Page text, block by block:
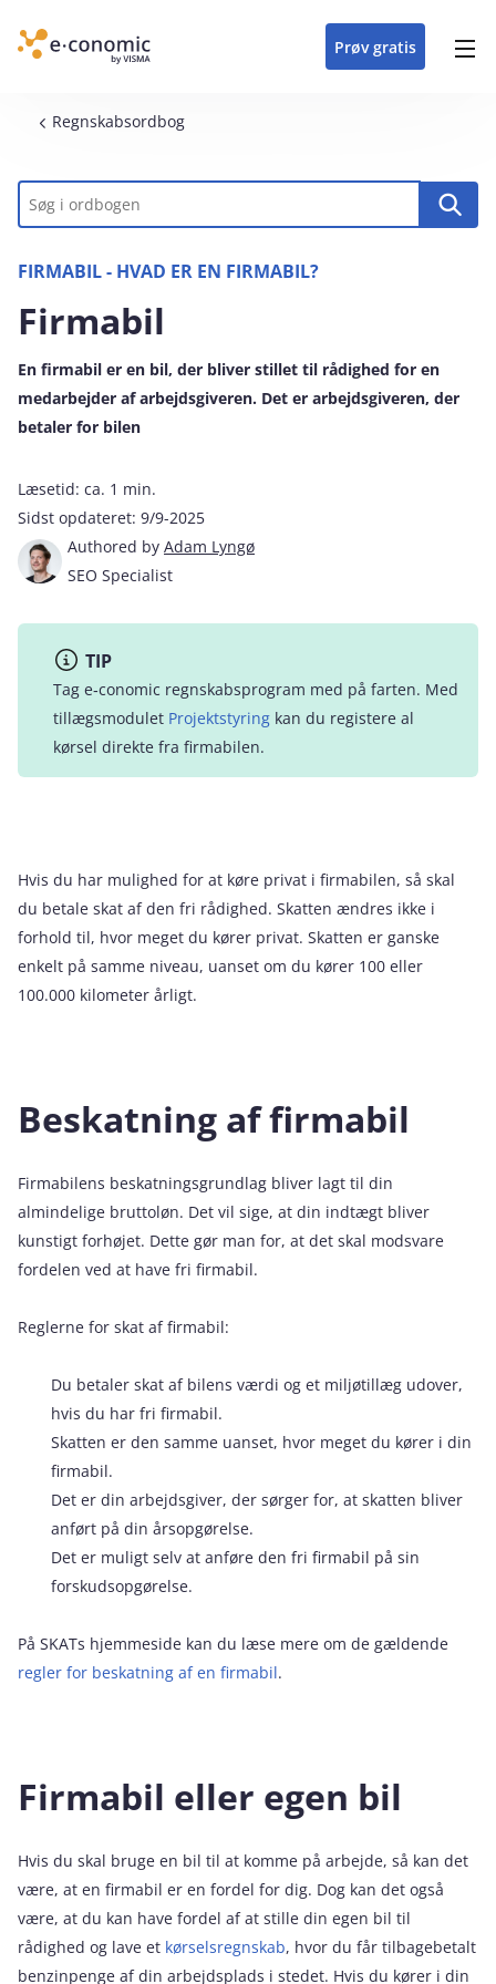
Header top menu
Prøv gratis
skræddersyet løsning
til din branche
e‑conomic
alle funktioner i
e‑conomic
e‑conomic
skræddersyede kurser
til administratorer
forhandler kan styrke
og vækste din
Brødkrumme
Regnskabsordbog
Nøgleord
FIRMABIL - HVAD ER EN FIRMABIL?
Firmabil
En firmabil er en bil, der bliver stillet til rådighed for en
medarbejder af arbejdsgiveren. Det er arbejdsgiveren, der
betaler for bilen
Læsetid: ca. 1 min.
Sidst opdateret: 9/9-2025
Authored by Adam Lyngø
SEO Specialist
TIP
Tag e‑conomic regnskabsprogram med på farten. Med
tillægsmodulet Projektstyring kan du registere al
kørsel direkte fra firmabilen.
Hvis du har mulighed for at køre privat i firmabilen, så skal
du betale skat af den fri rådighed. Skatten ændres ikke i
forhold til, hvor meget du kører privat. Skatten er ganske
enkelt på samme niveau, uanset om du kører 100 eller
100.000 kilometer årligt.
Beskatning af firmabil
Firmabilens beskatningsgrundlag bliver lagt til din
almindelige bruttoløn. Det vil sige, at din indtægt bliver
kunstigt forhøjet. Dette gør man for, at det skal modsvare
fordelen ved at have fri firmabil.
Reglerne for skat af firmabil:
Du betaler skat af bilens værdi og et miljøtillæg udover,
hvis du har fri firmabil.
Skatten er den samme uanset, hvor meget du kører i din
firmabil.
Det er din arbejdsgiver, der sørger for, at skatten bliver
anført på din årsopgørelse.
Det er muligt selv at anføre den fri firmabil på sin
forskudsopgørelse.
På SKATs hjemmeside kan du læse mere om de gældende
regler for beskatning af en firmabil.
Firmabil eller egen bil
Hvis du skal bruge en bil til at komme på arbejde, så kan det
være, at en firmabil er en fordel for dig. Dog kan det også
være, at du kan have fordel af at stille din egen bil til
rådighed og lave et kørselsregnskab, hvor du får tilbagebetalt
benzinpenge af din arbejdsplads i stedet. Hvis du kører i din